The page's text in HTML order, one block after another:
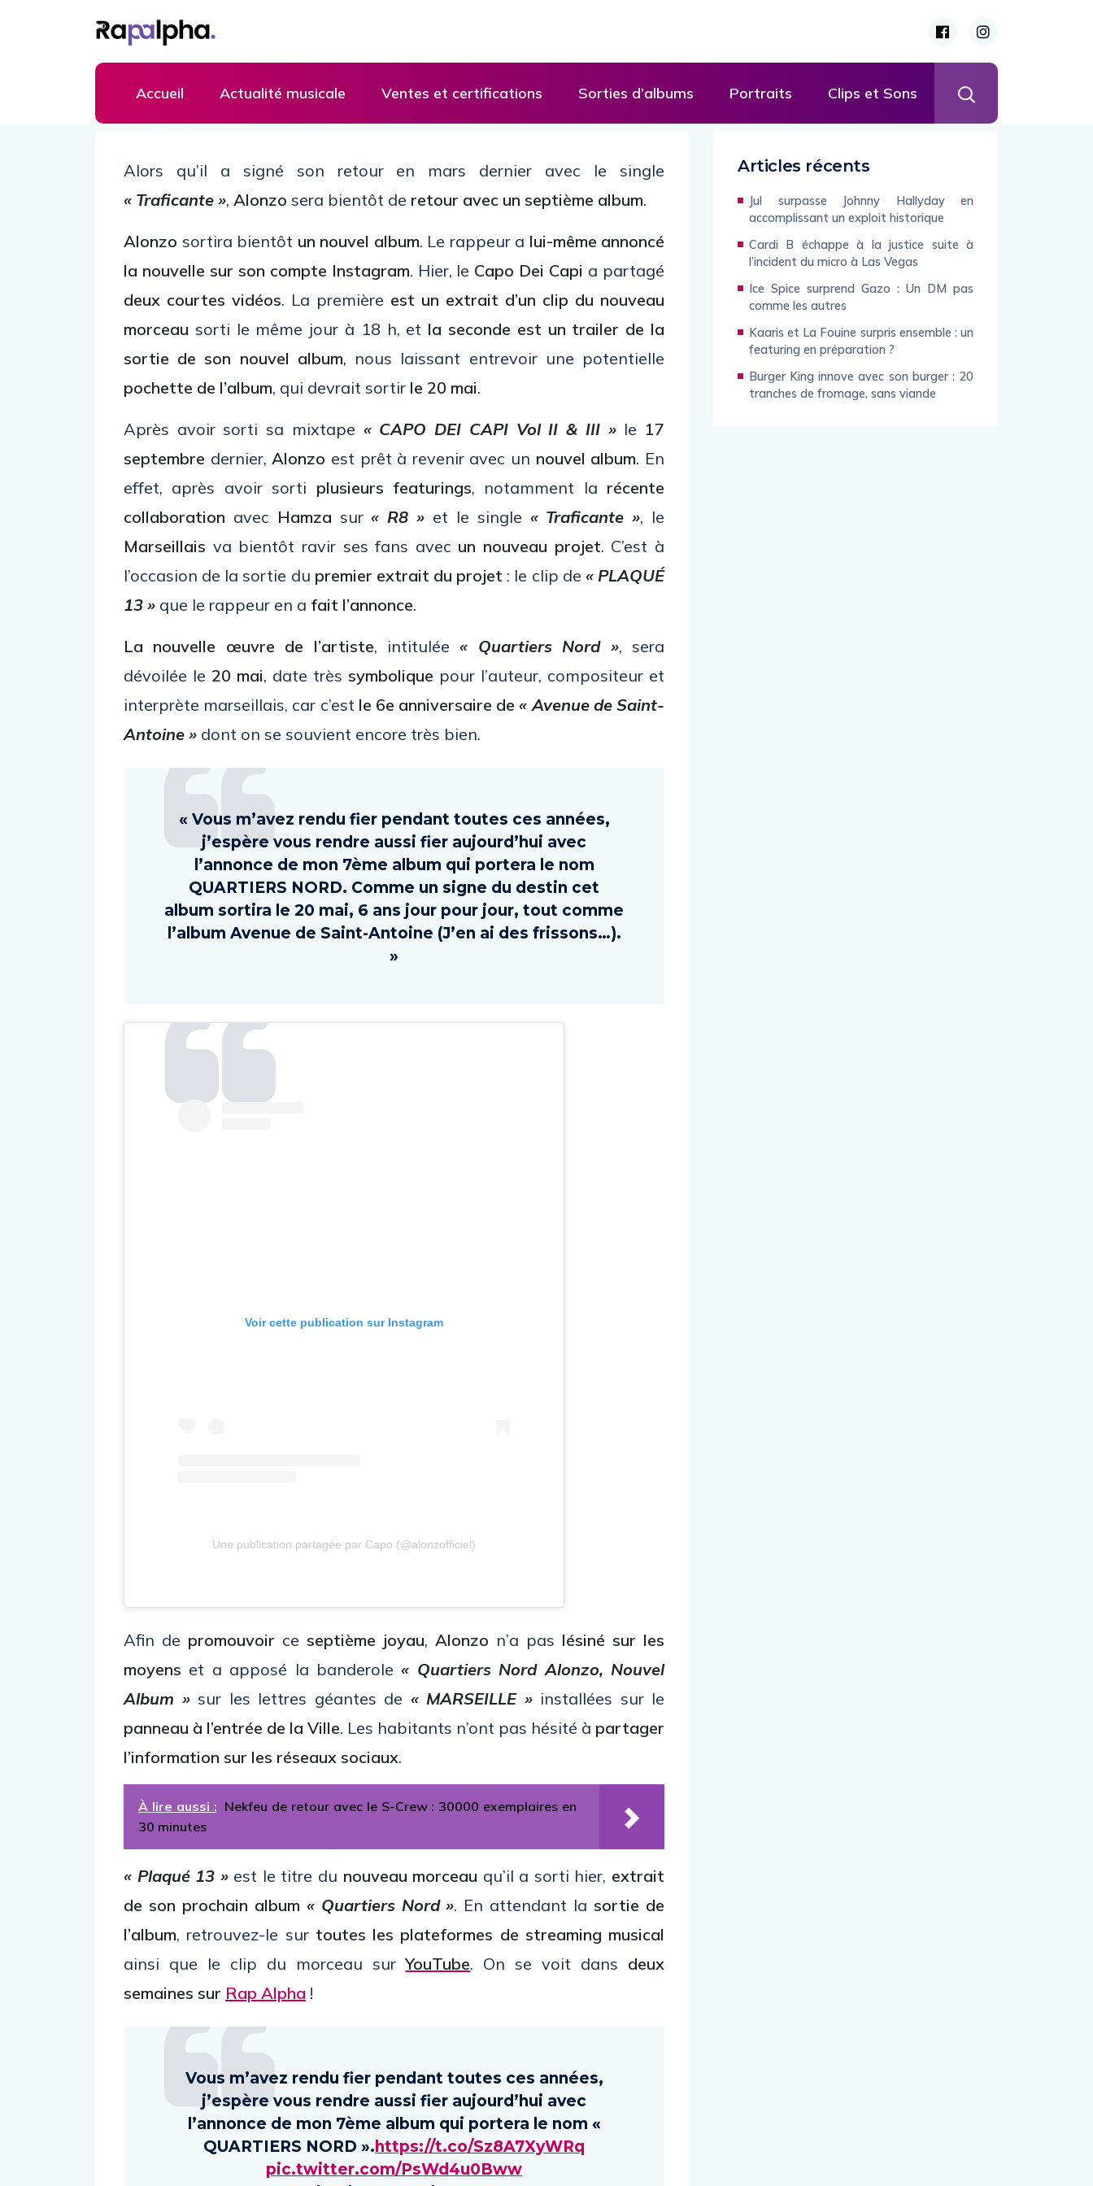
Accueil Actualité musicale Ventes et certifications Sorties d’albums Portraits Clips et Sons
Alors qu’il a signé son retour en mars dernier avec le single
« Traficante », Alonzo sera bientôt de retour avec un septième album.
Alonzo sortira bientôt un nouvel album. Le rappeur a lui-même annoncé
la nouvelle sur son compte Instagram. Hier, le Capo Dei Capi a partagé
deux courtes vidéos. La première est un extrait d’un clip du nouveau
morceau sorti le même jour à 18 h, et la seconde est un trailer de la
sortie de son nouvel album, nous laissant entrevoir une potentielle
pochette de l’album, qui devrait sortir le 20 mai.
Après avoir sorti sa mixtape « CAPO DEI CAPI Vol II & III »le 17
septembre dernier,Alonzo est prêt à revenir avec un nouvel album. En
effet, après avoir sorti plusieurs featurings, notamment la récente
collaboration avec Hamzasur« R8 » et le single « Traficante », le
Marseillais va bientôt ravir ses fans avec un nouveau projet. C’est à
l’occasion de la sortie du premier extrait du projet : le clip de « PLAQUÉ
13 » que le rappeur en a fait l’annonce.
La nouvelle œuvre de l’artiste, intitulée« Quartiers Nord », sera
dévoilée le 20 mai, date très symbolique pour l’auteur, compositeur et
interprète marseillais, car c’est le 6e anniversaire de« Avenue de Saint-
Antoine » dont on se souvient encore très bien.
« Vous m’avez rendu fier pendant toutes ces années,
j’espère vous rendre aussi fier aujourd’hui avec
l’annonce de mon 7ème album qui portera le nom
QUARTIERS NORD. Comme un signe du destin cet
album sortira le 20 mai, 6 ans jour pour jour, tout comme
l’album Avenue de Saint-Antoine (J’en ai des frissons…).
»
Voir cette publication sur Instagram
Une publication partagée par Capo (@alonzofficiel)
Afin de promouvoir ce septième joyau, Alonzo n’a pas lésiné sur les
moyens et a apposé la banderole« Quartiers Nord Alonzo, Nouvel
Album »sur les lettres géantes de « MARSEILLE »installées sur le
panneau à l’entrée de la Ville. Les habitants n’ont pas hésité à partager
l’information sur les réseaux sociaux.
À lire aussi : Nekfeu de retour avec le S-Crew : 30000 exemplaires en
30 minutes
« Plaqué 13 »est le titre du nouveau morceau qu’il a sorti hier, extrait
de son prochain album « Quartiers Nord ». En attendant lasortie de
l’album, retrouvez-le sur toutes les plateformes de streaming musical
ainsi que le clip du morceau surYouTube. On se voit dans deux
semaines sur Rap Alpha !
Vous m’avez rendu fier pendant toutes ces années,
j’espère vous rendre aussi fier aujourd’hui avec
l’annonce de mon 7ème album qui portera le nom «
QUARTIERS NORD ». https://t.co/Sz8A7XyWRq
pic.twitter.com/PsWd4u0Bww
Articles récents
Jul surpasse Johnny Hallyday en
accomplissant un exploit historique
Cardi B échappe à la justice suite à
l’incident du micro à Las Vegas
Ice Spice surprend Gazo : Un DM pas
comme les autres
Kaaris et La Fouine surpris ensemble : un
featuring en préparation ?
Burger King innove avec son burger : 20
tranches de fromage, sans viande